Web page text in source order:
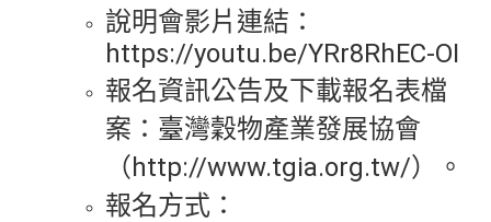
說明會影片連結：
https://youtu.be/YRr8RhEC-OI
報名資訊公告及下載報名表檔
案：臺灣穀物產業發展協會
（http://www.tgia.org.tw/）。
報名方式：